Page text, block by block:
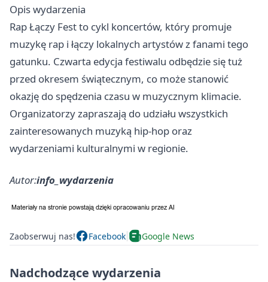
Opis wydarzenia
Rap Łączy Fest to cykl koncertów, który promuje
muzykę rap i łączy lokalnych artystów z fanami tego
gatunku. Czwarta edycja festiwalu odbędzie się tuż
przed okresem świątecznym, co może stanowić
okazję do spędzenia czasu w muzycznym klimacie.
Organizatorzy zapraszają do udziału wszystkich
zainteresowanych muzyką hip-hop oraz
wydarzeniami kulturalnymi w regionie.
Autor:info_wydarzenia
Zaobserwuj nas! Facebook Google News
Nadchodzące wydarzenia